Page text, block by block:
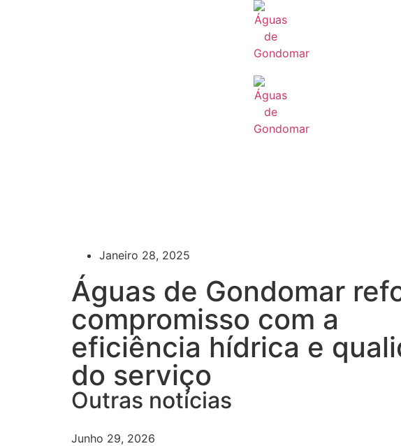
Janeiro 28, 2025
Águas de Gondomar
compromisso com a
eficiência hídrica e
do serviço
Outras notícias
Junho 29, 2026